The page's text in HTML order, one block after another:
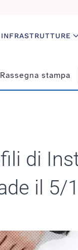
INFRASTRUTTURE
Rassegna stampa
di
il 5/